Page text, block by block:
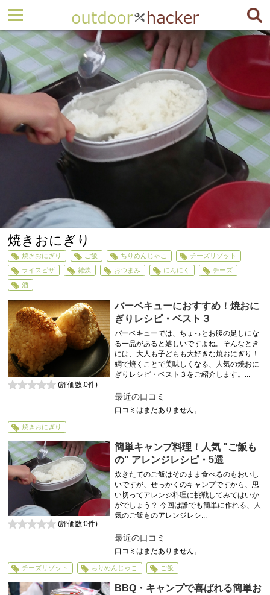
焼きおにぎり
焼きおにぎり ご飯 ちりめんじゃこ
チーズリゾット
ライスピザ
雑炊 おつまみ にんにく
チーズ
酒
バーベキューにおすすめ！焼おに
ぎりレシピ・ベスト３
バーベキューでは、ちょっとお腹の足しにな
る一品があると嬉しいですよね。そんなとき
には、大人も子どもも大好きな焼おにぎり！
網で焼くことで美味しくなる、人気の焼おに
ぎりレシピ・ベスト３をご紹介します。...
最近の口コミ
口コミはまだありません。
(評価数:0件)
焼きおにぎり
簡単キャンプ料理！人気 "ご飯も
の" アレンジレシピ・5選
炊きたてのご飯はそのまま食べるのもおいし
いですが、せっかくのキャンプですから、思
い切ってアレンジ料理に挑戦してみてはいか
がでしょう？ 今回は誰でも簡単に作れる、人
気のご飯ものアレンジレシ...
最近の口コミ
口コミはまだありません。
(評価数:0件)
チーズリゾット ちりめんじゃこ ご飯
BBQ・キャンプで喜ばれる簡単お